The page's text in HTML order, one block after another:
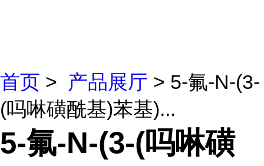
首页 > 产品展厅 > 5-氟-N-(3-
(吗啉磺酰基)苯基)...
5-氟-N-(3-(吗啉磺